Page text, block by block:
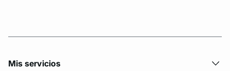
Mis servicios